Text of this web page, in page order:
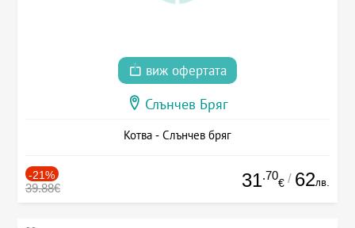
виж офертата
Слънчев Бряг
Котва - Слънчев бряг
-21%
39.88€ 31.70
€ / 62лв.